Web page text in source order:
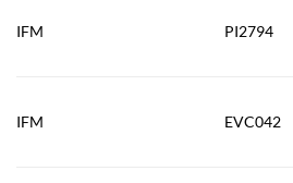
IFM PI2794
IFM EVC042